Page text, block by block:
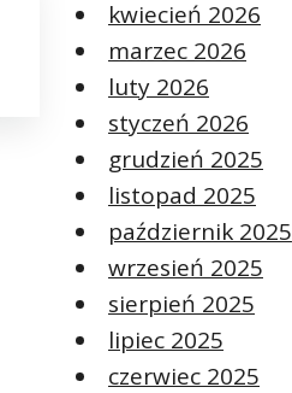
kwiecień 2026
marzec 2026
luty 2026
styczeń 2026
grudzień 2025
listopad 2025
październik 2025
wrzesień 2025
sierpień 2025
lipiec 2025
czerwiec 2025